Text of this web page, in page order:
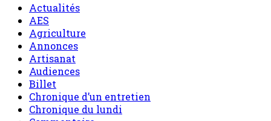
Actualités
AES
Agriculture
Annonces
Artisanat
Audiences
Billet
Chronique d’un entretien
Chronique du lundi